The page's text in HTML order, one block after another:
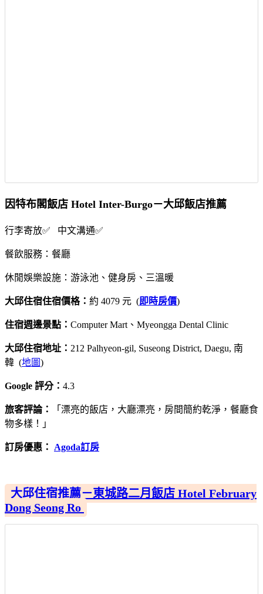
因特布閣飯店 Hotel Inter-Burgo－大邱飯店推薦
行李寄放✅ 中文溝通✅
餐飲服務：餐廳
休閒娛樂設施：游泳池、健身房、三溫暖
大邱住宿住宿價格： 約 4079 元 (即時房價)
住宿週邊景點： Computer Mart、Myeongga Dental Clinic
大邱住宿地址： 212 Palhyeon-gil, Suseong District, Daegu, 南
韓 (地圖)
Google 評分： 4.3
旅客評論：
「漂亮的飯店，大廳漂亮，房間簡約乾淨，餐廳食
物多樣！」
訂房優惠： Agoda訂房
大邱住宿推薦－東城路二月飯店 Hotel February
Dong Seong Ro